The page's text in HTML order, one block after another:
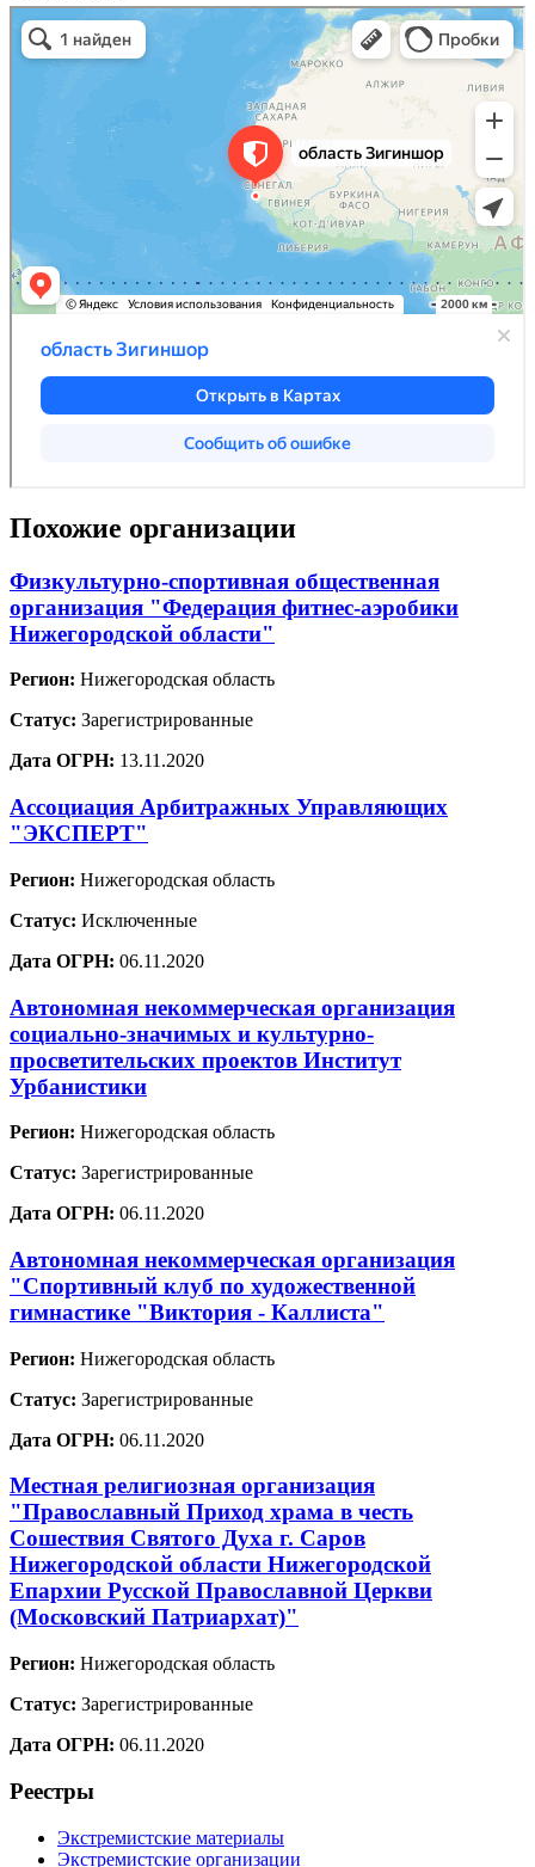
Похожие организации
Физкультурно-спортивная общественная
организация "Федерация фитнес-аэробики
Нижегородской области"
Регион: Нижегородская область
Статус: Зарегистрированные
Дата ОГРН: 13.11.2020
Ассоциация Арбитражных Управляющих
"ЭКСПЕРТ"
Регион: Нижегородская область
Статус: Исключенные
Дата ОГРН: 06.11.2020
Автономная некоммерческая организация
социально-значимых и культурно-
просветительских проектов Институт
Урбанистики
Регион: Нижегородская область
Статус: Зарегистрированные
Дата ОГРН: 06.11.2020
Автономная некоммерческая организация
"Спортивный клуб по художественной
гимнастике "Виктория - Каллиста"
Регион: Нижегородская область
Статус: Зарегистрированные
Дата ОГРН: 06.11.2020
Местная религиозная организация
"Православный Приход храма в честь
Сошествия Святого Духа г. Саров
Нижегородской области Нижегородской
Епархии Русской Православной Церкви
(Московский Патриархат)"
Регион: Нижегородская область
Статус: Зарегистрированные
Дата ОГРН: 06.11.2020
Реестры
Экстремистские материалы
Экстремистские организации